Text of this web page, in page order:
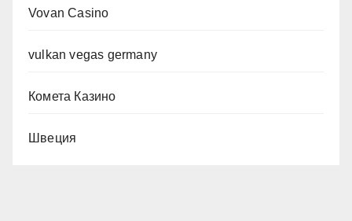
Vovan Casino
vulkan vegas germany
Комета Казино
Швеция